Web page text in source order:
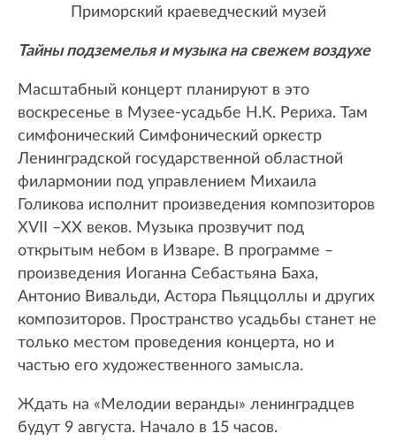
Приморский краеведческий музей
Тайны подземелья и музыка на свежем воздухе
Масштабный концерт планируют в это
воскресенье в Музее-усадьбе Н.К. Рериха. Там
симфонический Симфонический оркестр
Ленинградской государственной областной
филармонии под управлением Михаила
Голикова исполнит произведения композиторов
XVII –XX веков. Музыка прозвучит под
открытым небом в Изваре. В программе –
произведения Иоганна Себастьяна Баха,
Антонио Вивальди, Астора Пьяццоллы и других
композиторов. Пространство усадьбы станет не
только местом проведения концерта, но и
частью его художественного замысла.
Ждать на «Мелодии веранды» ленинградцев
будут 9 августа. Начало в 15 часов.